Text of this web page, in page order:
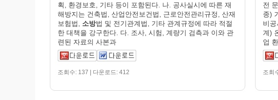
획, 환경보호, 기타 등이 포함된다. 나. 공사실시에 따른 재
해방지는 건축법, 산업안전보건법, 근로안전관리규정, 산재
보험법, 소방법 및 전기관계법, 기타 관계규정에 따라 적절
한 대책을 강구한다. 다. 조사, 시험, 계량기 검측과 이와 관
련된 자료의 사본과
조회수: 137 | 다운로드: 412
전
종)
비
계)
업
조회